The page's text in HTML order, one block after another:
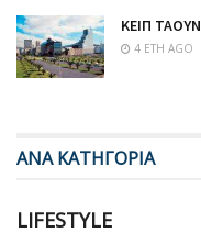
ΚΕΙΠ ΤΑΟΥΝ
4 ΈΤΗ AGO
ΑΝΑ ΚΑΤΗΓΟΡΙΑ
LIFESTYLE